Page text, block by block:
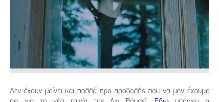
Δεν έχουν μείνει και πολλά προ-προβολής που να μην έχουμε